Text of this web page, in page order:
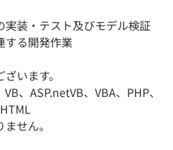
実装・テスト及びモデル検証
する開発作業
います。
、ASP.netVB、VBA、PHP、
せん。